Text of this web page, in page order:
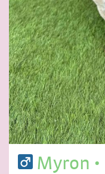
Myron •